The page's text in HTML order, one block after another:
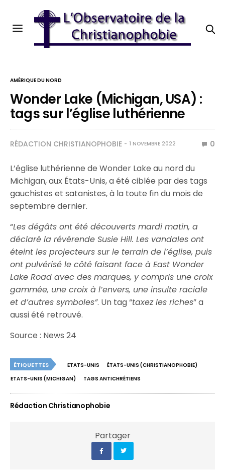
AMÉRIQUE DU NORD
Wonder Lake (Michigan, USA) :
tags sur l’église luthérienne
RÉDACTION CHRISTIANOPHOBIE 1 NOVEMBRE 2022 0
L’église luthérienne de Wonder Lake au nord du
Michigan, aux États-Unis, a été ciblée par des tags
gauchistes et satanistes, à la toute fin du mois de
septembre dernier.
“Les dégâts ont été découverts mardi matin, a
déclaré la révérende Susie Hill. Les vandales ont
éteint les projecteurs sur le terrain de l’église, puis
ont pulvérisé le côté faisant face à East Wonder
Lake Road avec des marques, y compris une croix
gammée, une croix à l’envers, une insulte raciale
et d’autres symboles”. Un tag “taxez les riches” a
aussi été retrouvé.
Source : News 24
ÉTIQUETTES ETATS-UNIS
ÉTATS-UNIS (CHRISTIANOPHOBIE)
ETATS-UNIS (MICHIGAN)
TAGS ANTICHRÉTIENS
Rédaction Christianophobie
Partager